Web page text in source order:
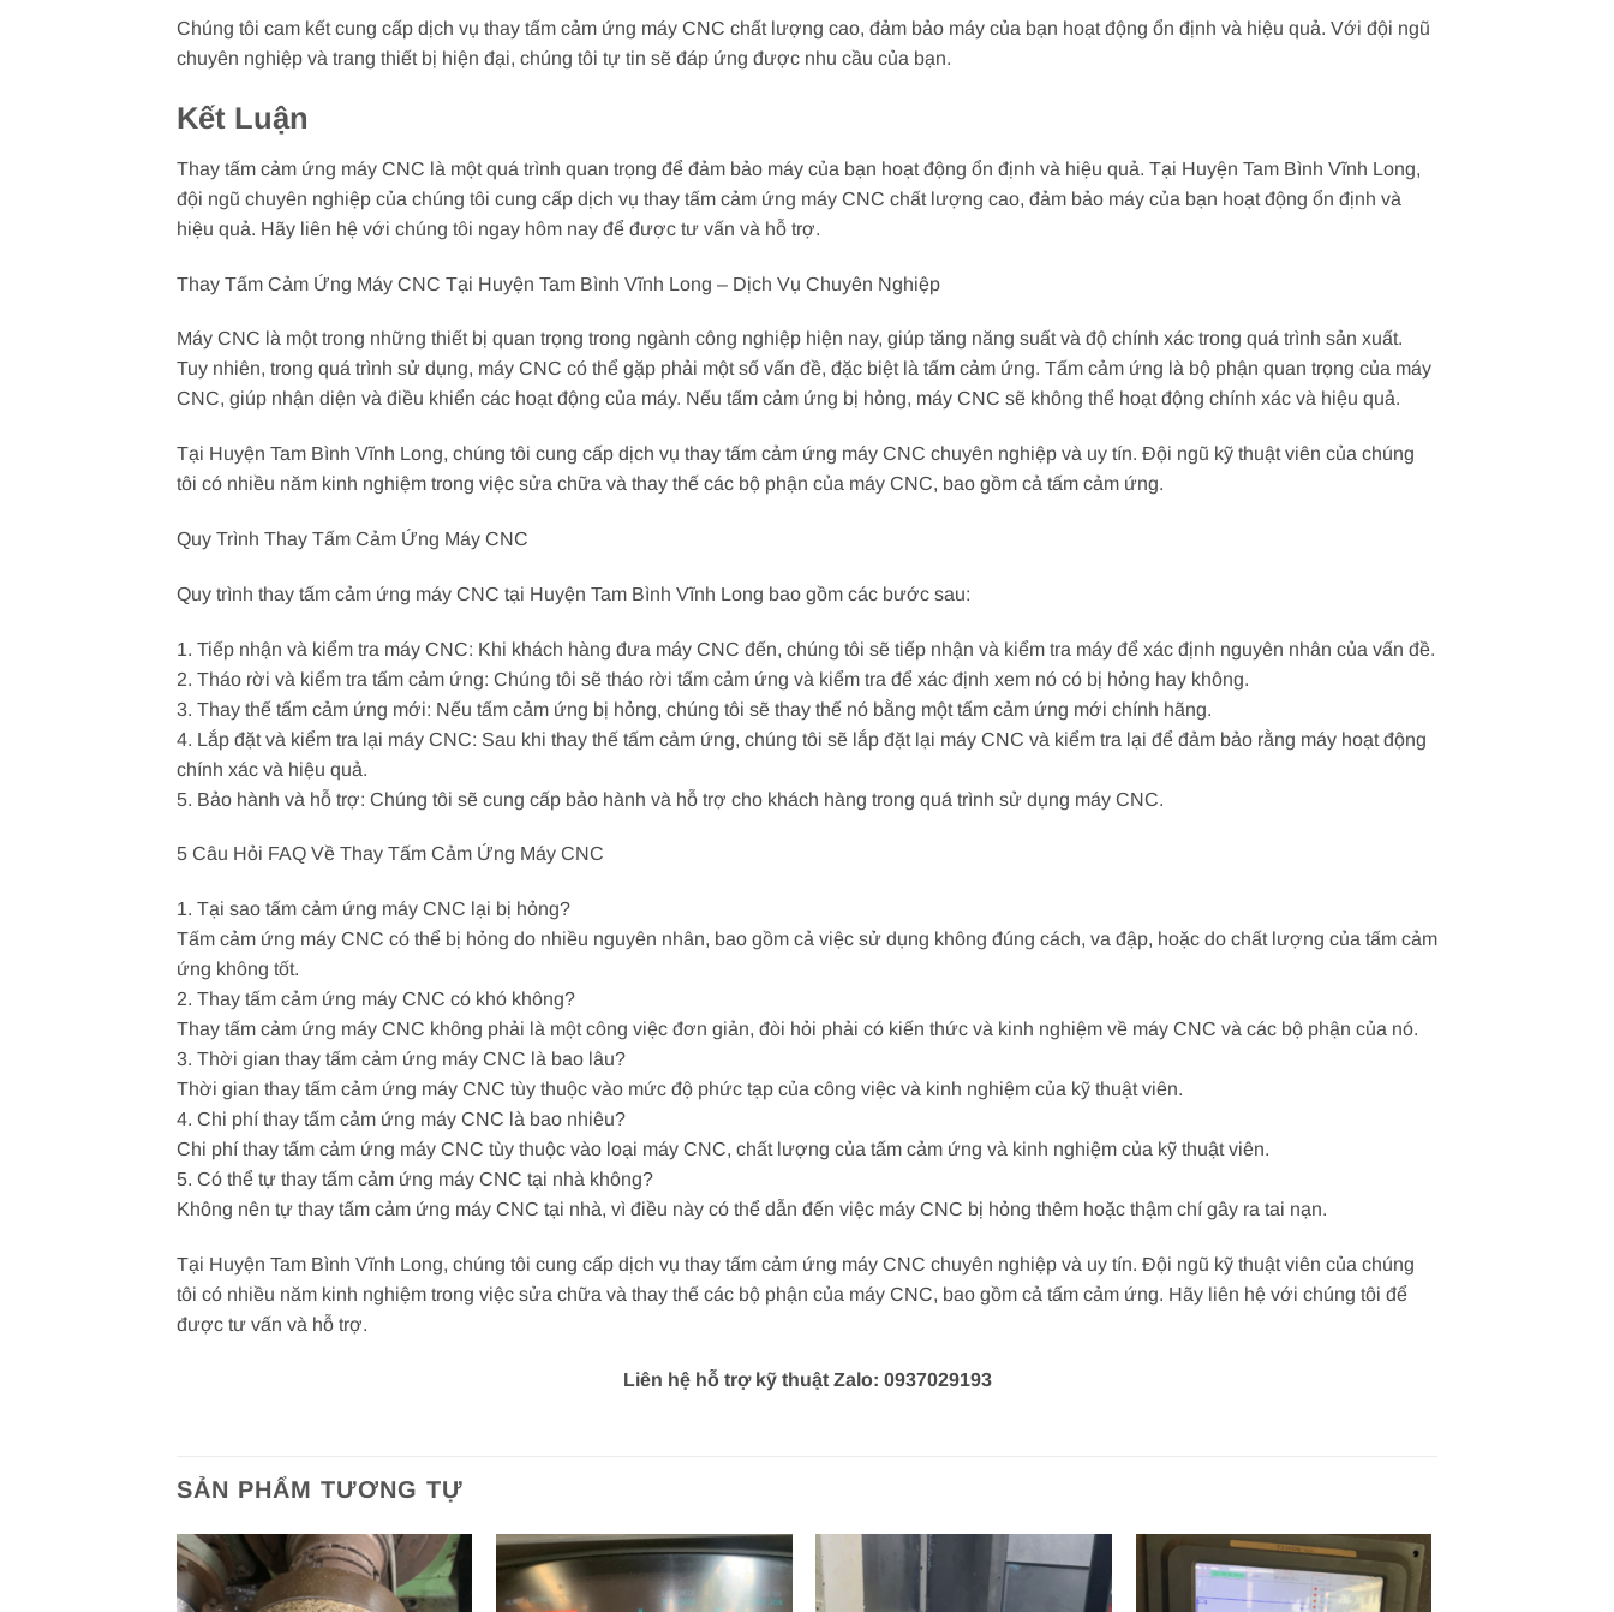
Chúng tôi cam kết cung cấp dịch vụ thay tấm cảm ứng máy CNC chất lượng cao, đảm bảo máy của bạn hoạt động ổn định và hiệu quả. Với đội ngũ
chuyên nghiệp và trang thiết bị hiện đại, chúng tôi tự tin sẽ đáp ứng được nhu cầu của bạn.
Kết Luận
Thay tấm cảm ứng máy CNC là một quá trình quan trọng để đảm bảo máy của bạn hoạt động ổn định và hiệu quả. Tại Huyện Tam Bình Vĩnh Long,
đội ngũ chuyên nghiệp của chúng tôi cung cấp dịch vụ thay tấm cảm ứng máy CNC chất lượng cao, đảm bảo máy của bạn hoạt động ổn định và
hiệu quả. Hãy liên hệ với chúng tôi ngay hôm nay để được tư vấn và hỗ trợ.
Thay Tấm Cảm Ứng Máy CNC Tại Huyện Tam Bình Vĩnh Long – Dịch Vụ Chuyên Nghiệp
Máy CNC là một trong những thiết bị quan trọng trong ngành công nghiệp hiện nay, giúp tăng năng suất và độ chính xác trong quá trình sản xuất.
Tuy nhiên, trong quá trình sử dụng, máy CNC có thể gặp phải một số vấn đề, đặc biệt là tấm cảm ứng. Tấm cảm ứng là bộ phận quan trọng của máy
CNC, giúp nhận diện và điều khiển các hoạt động của máy. Nếu tấm cảm ứng bị hỏng, máy CNC sẽ không thể hoạt động chính xác và hiệu quả.
Tại Huyện Tam Bình Vĩnh Long, chúng tôi cung cấp dịch vụ thay tấm cảm ứng máy CNC chuyên nghiệp và uy tín. Đội ngũ kỹ thuật viên của chúng
tôi có nhiều năm kinh nghiệm trong việc sửa chữa và thay thế các bộ phận của máy CNC, bao gồm cả tấm cảm ứng.
Quy Trình Thay Tấm Cảm Ứng Máy CNC
Quy trình thay tấm cảm ứng máy CNC tại Huyện Tam Bình Vĩnh Long bao gồm các bước sau:
1. Tiếp nhận và kiểm tra máy CNC: Khi khách hàng đưa máy CNC đến, chúng tôi sẽ tiếp nhận và kiểm tra máy để xác định nguyên nhân của vấn đề.
2. Tháo rời và kiểm tra tấm cảm ứng: Chúng tôi sẽ tháo rời tấm cảm ứng và kiểm tra để xác định xem nó có bị hỏng hay không.
3. Thay thế tấm cảm ứng mới: Nếu tấm cảm ứng bị hỏng, chúng tôi sẽ thay thế nó bằng một tấm cảm ứng mới chính hãng.
4. Lắp đặt và kiểm tra lại máy CNC: Sau khi thay thế tấm cảm ứng, chúng tôi sẽ lắp đặt lại máy CNC và kiểm tra lại để đảm bảo rằng máy hoạt động
chính xác và hiệu quả.
5. Bảo hành và hỗ trợ: Chúng tôi sẽ cung cấp bảo hành và hỗ trợ cho khách hàng trong quá trình sử dụng máy CNC.
5 Câu Hỏi FAQ Về Thay Tấm Cảm Ứng Máy CNC
1. Tại sao tấm cảm ứng máy CNC lại bị hỏng?
Tấm cảm ứng máy CNC có thể bị hỏng do nhiều nguyên nhân, bao gồm cả việc sử dụng không đúng cách, va đập, hoặc do chất lượng của tấm cảm
ứng không tốt.
2. Thay tấm cảm ứng máy CNC có khó không?
Thay tấm cảm ứng máy CNC không phải là một công việc đơn giản, đòi hỏi phải có kiến thức và kinh nghiệm về máy CNC và các bộ phận của nó.
3. Thời gian thay tấm cảm ứng máy CNC là bao lâu?
Thời gian thay tấm cảm ứng máy CNC tùy thuộc vào mức độ phức tạp của công việc và kinh nghiệm của kỹ thuật viên.
4. Chi phí thay tấm cảm ứng máy CNC là bao nhiêu?
Chi phí thay tấm cảm ứng máy CNC tùy thuộc vào loại máy CNC, chất lượng của tấm cảm ứng và kinh nghiệm của kỹ thuật viên.
5. Có thể tự thay tấm cảm ứng máy CNC tại nhà không?
Không nên tự thay tấm cảm ứng máy CNC tại nhà, vì điều này có thể dẫn đến việc máy CNC bị hỏng thêm hoặc thậm chí gây ra tai nạn.
Tại Huyện Tam Bình Vĩnh Long, chúng tôi cung cấp dịch vụ thay tấm cảm ứng máy CNC chuyên nghiệp và uy tín. Đội ngũ kỹ thuật viên của chúng
tôi có nhiều năm kinh nghiệm trong việc sửa chữa và thay thế các bộ phận của máy CNC, bao gồm cả tấm cảm ứng. Hãy liên hệ với chúng tôi để
được tư vấn và hỗ trợ.
Liên hệ hỗ trợ kỹ thuật Zalo: 0937029193
SẢN PHẨM TƯƠNG TỰ